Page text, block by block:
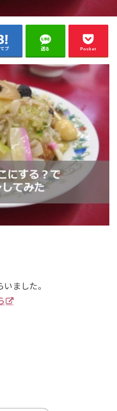
ブ 送る Pocket
ました。